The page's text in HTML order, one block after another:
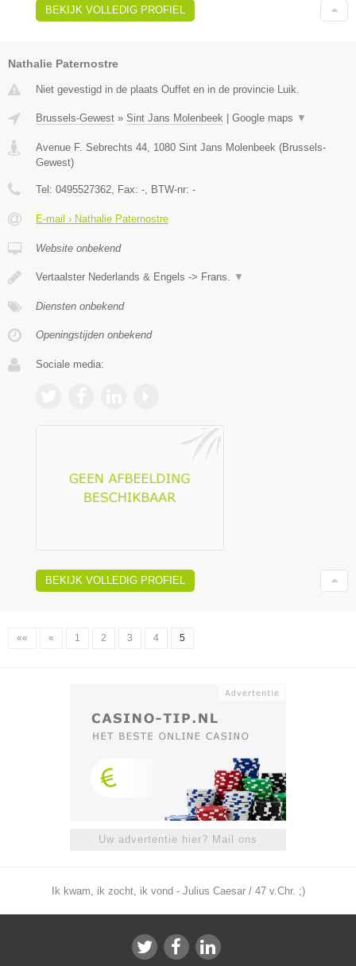
BEKIJK VOLLEDIG PROFIEL
Nathalie Paternostre
Niet gevestigd in de plaats Ouffet en in de provincie Luik.
Brussels-Gewest » Sint Jans Molenbeek | Google maps ▼
Avenue F. Sebrechts 44 1080 Sint Jans Molenbeek (Brussels-
Gewest)
Tel: 0495527362 , Fax: - , BTW-nr: -
E-mail › Nathalie Paternostre
Website onbekend
Vertaalster Nederlands & Engels -> Frans. ▼
Diensten onbekend
Openingstijden onbekend
Sociale media:
BEKIJK VOLLEDIG PROFIEL
«« « 1 2 3 4 5
Uw advertentie hier? Mail ons
Ik kwam, ik zocht, ik vond - Julius Caesar / 47 v.Chr. ;)